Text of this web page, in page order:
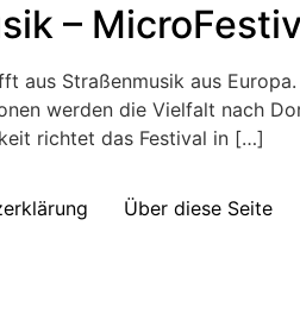
–
aus Straßenmusik aus
werden die Vielfalt nach
richtet das Festival in […]
Über diese Seite